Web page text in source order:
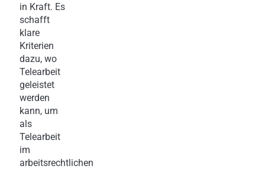
in Kraft. Es
schafft
klare
Kriterien
dazu, wo
Telearbeit
geleistet
werden
kann, um
als
Telearbeit
im
arbeitsrechtlichen